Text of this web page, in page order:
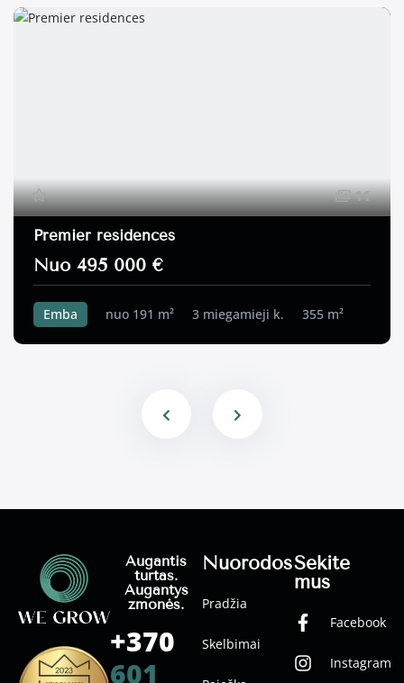
11
Premier residences
Nuo 495 000 €
Emba nuo 191 m² 3 miegamieji k. 355 m²
Nuorodos
Pradžia
Skelbimai
Sekite
mus
Facebook
Instagram
Augantis
turtas.
Augantys
žmonės.
+370
601